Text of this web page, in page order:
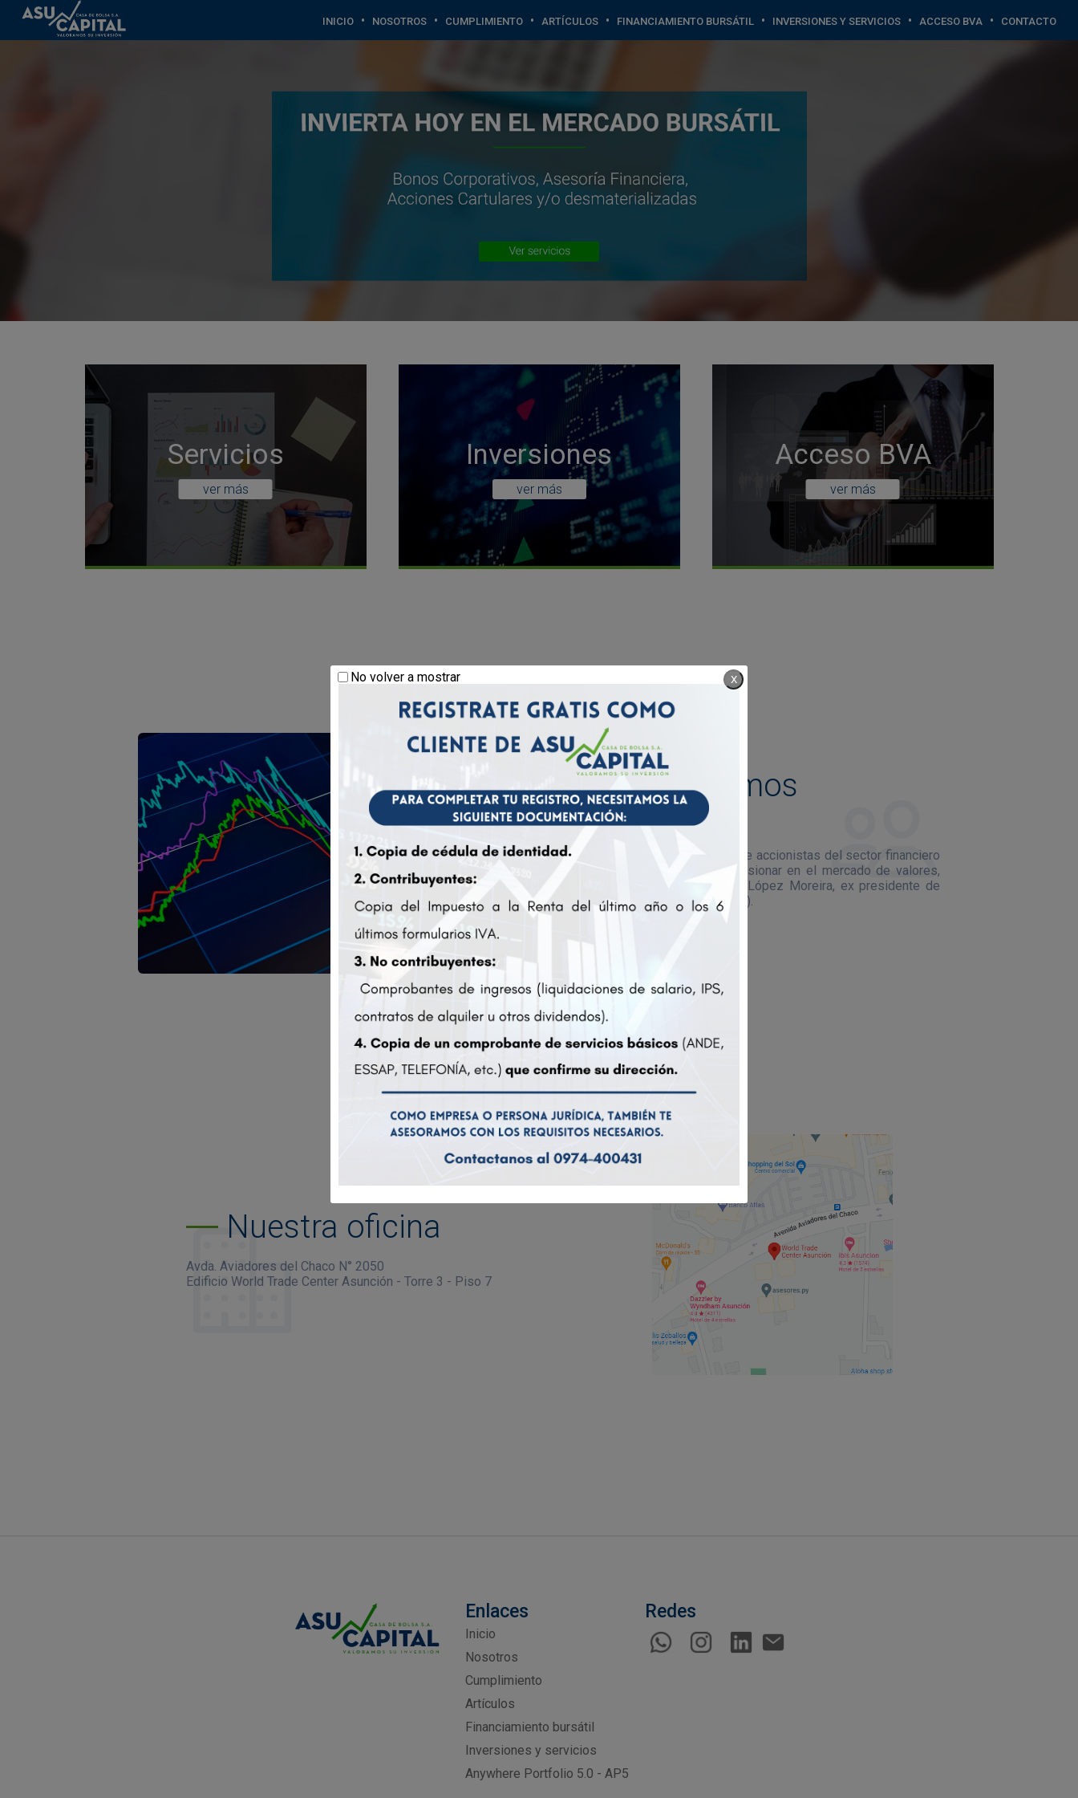
INICIO • NOSOTROS • CUMPLIMIENTO • ARTÍCULOS • FINANCIAMIENTO BURSÁTIL • INVERSIONES Y SERVICIOS • ACCESO BVA • CONTACTO
Artículos
X
No volver a mostrar
Servicios
ver más
Inversiones
ver más
Acceso BVA
ver más
Quiénes somos
ASU CAPITAL Casa de Bolsa S.A.
Parte de una iniciativa de un grupo de accionistas del sector financiero
y bursátil, con el propósito de incursionar en el mercado de valores,
liderado por el Lic. Rodrigo Callizo López Moreira, ex presidente de
Bolsa de Valores de Asunción, (B.V.A.).
Nuestra oficina
Avda. Aviadores del Chaco N° 2050
Edificio World Trade Center Asunción - Torre 3 - Piso 7
Enlaces
Inicio
Nosotros
Cumplimiento
Artículos
Financiamiento bursátil
Inversiones y servicios
Anywhere Portfolio 5.0 - AP5
Redes